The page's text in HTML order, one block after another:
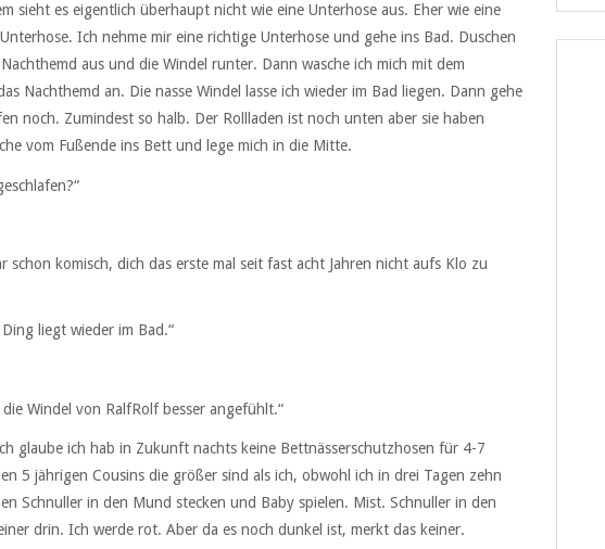
sieht es eigentlich überhaupt nicht wie eine Unterhose aus. Eher wie eine
Ich nehme mir eine richtige Unterhose und gehe ins Bad. Duschen
aus und die Windel runter. Dann wasche ich mich mit dem
Nachthemd an. Die nasse Windel lasse ich wieder im Bad liegen. Dann gehe
noch. Zumindest so halb. Der Rollladen ist noch unten aber sie haben
vom Fußende ins Bett und lege mich in die Mitte.
schon komisch, dich das erste mal seit fast acht Jahren nicht aufs Klo zu
liegt wieder im Bad.“
Windel von RalfRolf besser angefühlt.“
glaube ich hab in Zukunft nachts keine Bettnässerschutzhosen für 4-7
5 jährigen Cousins die größer sind als ich, obwohl ich in drei Tagen zehn
Schnuller in den Mund stecken und Baby spielen. Mist. Schnuller in den
drin. Ich werde rot. Aber da es noch dunkel ist, merkt das keiner.